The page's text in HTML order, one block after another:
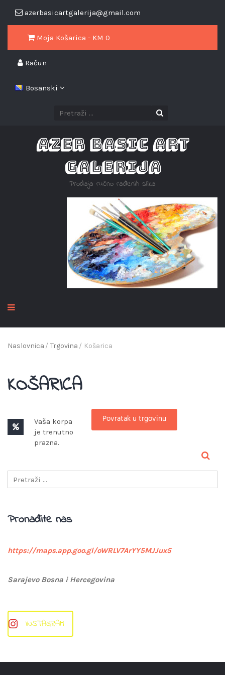
azerbasicartgalerija@gmail.com
Moja Košarica - KM 0
Račun
Bosanski
AZER BASIC ART
GALERIJA
Prodaja ručno rađenih slika
Naslovnica / Trgovina / Košarica
KOŠARICA
Vaša korpa
je trenutno
prazna.
Povratak u trgovinu
Pronađite nas
https://maps.app.goo.gl/oWRLV7ArYY5MJJux5
Sarajevo Bosna i Hercegovina
INSTAGRAM